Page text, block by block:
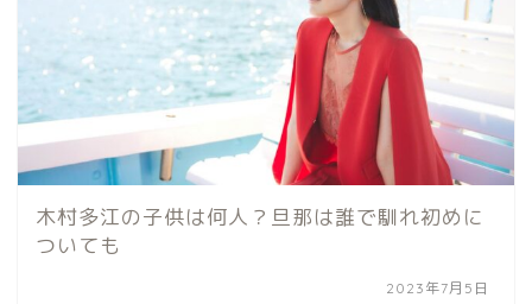
木村多江の子供は何人？旦那は誰で馴れ初めに
ついても
2023年7月5日